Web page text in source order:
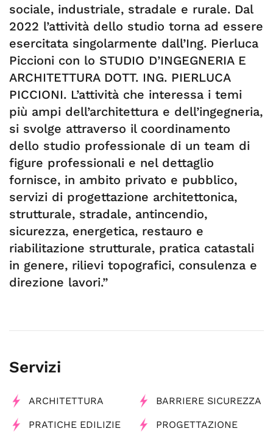
sociale, industriale, stradale e rurale. Dal
2022 l’attività dello studio torna ad essere
esercitata singolarmente dall’Ing. Pierluca
Piccioni con lo STUDIO D’INGEGNERIA E
ARCHITETTURA DOTT. ING. PIERLUCA
PICCIONI. L’attività che interessa i temi
più ampi dell’architettura e dell’ingegneria,
si svolge attraverso il coordinamento
dello studio professionale di un team di
figure professionali e nel dettaglio
fornisce, in ambito privato e pubblico,
servizi di progettazione architettonica,
strutturale, stradale, antincendio,
sicurezza, energetica, restauro e
riabilitazione strutturale, pratica catastali
in genere, rilievi topografici, consulenza e
direzione lavori.”
Servizi
ARCHITETTURA BARRIERE SICUREZZA
PRATICHE EDILIZIE
PROGETTAZIONE